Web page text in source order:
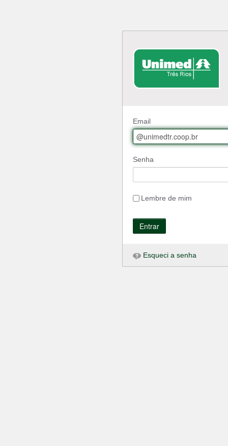
Email
Senha
Lembre de mim
Entrar
Esqueci a senha